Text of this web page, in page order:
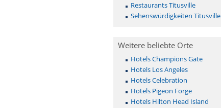
Restaurants Titusville
Sehenswürdigkeiten Titusville
Weitere beliebte Orte
Hotels Champions Gate
Hotels Los Angeles
Hotels Celebration
Hotels Pigeon Forge
Hotels Hilton Head Island